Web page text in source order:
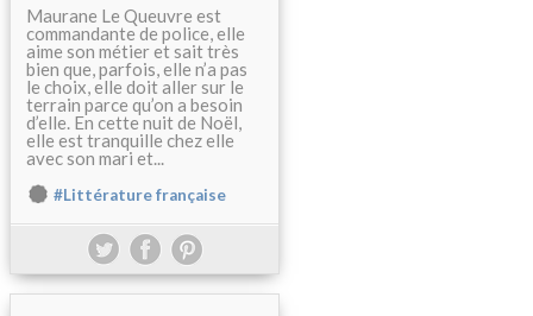
Maurane Le Queuvre est
commandante de police, elle
aime son métier et sait très
bien que, parfois, elle n’a pas
le choix, elle doit aller sur le
terrain parce qu’on a besoin
d’elle. En cette nuit de Noël,
elle est tranquille chez elle
avec son mari et...
#Littérature française